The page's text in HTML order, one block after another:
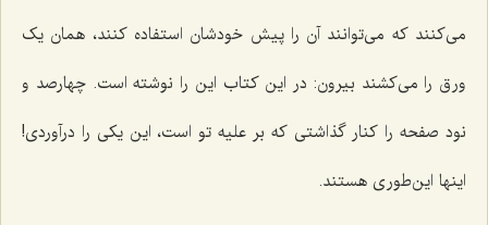
می‌کنند که می‌توانند آن را پیش خودشان استفاده کنند، همان یک
ورق را می‌کشند بیرون: در این کتاب این را نوشته است. چهارصد و
نود صفحه را کنار گذاشتی که بر علیه‌ تو است، این یکی را درآوردی!
اینها این‌طوری هستند.